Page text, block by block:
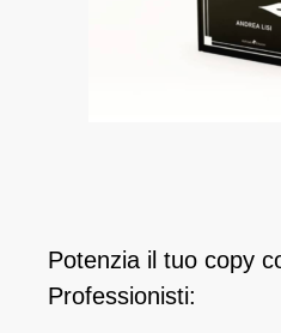
Potenzia il tuo copy
Professionisti: